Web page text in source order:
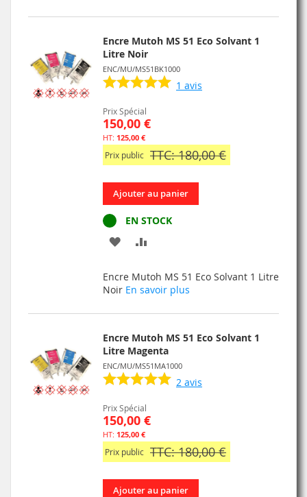
Encre Mutoh MS 51 Eco Solvant 1
Litre Noir
ENC/MU/MS51BK1000
1 avis
Prix Spécial
150,00 €
125,00 €
Prix public TTC: 180,00 €
Ajouter au panier
EN STOCK
AJOUTER
MA
LISTE
D’ENVIE
COMPARATEUR
Encre Mutoh MS 51 Eco Solvant 1 Litre
Noir En savoir plus
Encre Mutoh MS 51 Eco Solvant 1
Litre Magenta
ENC/MU/MS51MA1000
2 avis
Prix Spécial
150,00 €
125,00 €
Prix public TTC: 180,00 €
Ajouter au panier